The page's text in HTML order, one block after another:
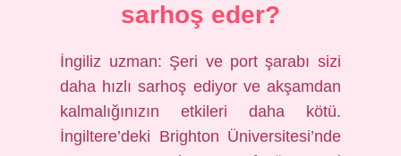
sarhoş eder?
İngiliz uzman: Şeri ve port şarabı sizi
daha hızlı sarhoş ediyor ve akşamdan
kalmalığınızın etkileri daha kötü.
İngiltere’deki Brighton Üniversitesi’nde